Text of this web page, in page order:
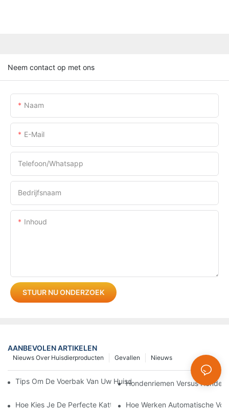
Neem contact op met ons
Naam
E-Mail
Telefoon/whatsapp
Bedrijfsnaam
Inhoud
STUUR NU ONDERZOEK
AANBEVOLEN ARTIKELEN
Nieuws
Gevallen
Nieuws Over Huisdierproducten
Tips Om De Voerbak Van Uw Huisdier Schoon En Hygiënisch
Hondenriemen Versus
Hoe Kies Je De Perfecte Kattenkam?Hoe Werken Automatische